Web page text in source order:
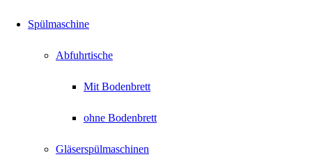
Spülmaschine
Abfuhrtische
Mit Bodenbrett
ohne Bodenbrett
Gläserspülmaschinen